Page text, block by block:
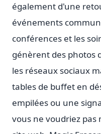
également d'une
événements
conférences et les
génèrent des photos
les réseaux sociaux
tables de buffet en
empilées ou une
vous ne voudriez